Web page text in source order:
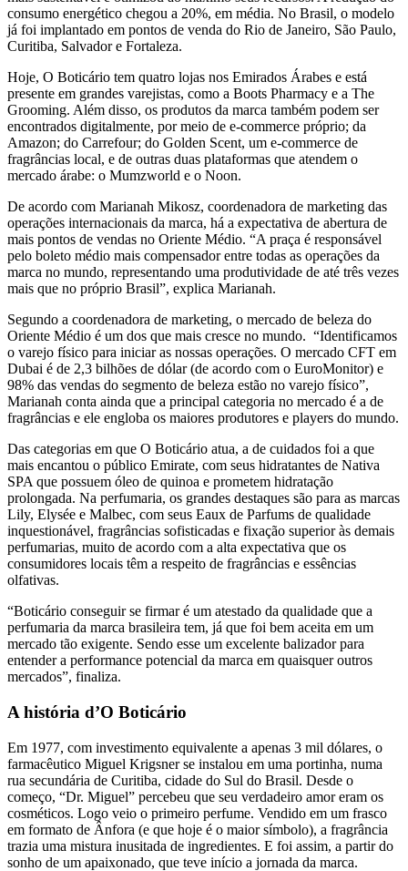
consumo energético chegou a 20%, em média. No Brasil, o modelo
já foi implantado em pontos de venda do Rio de Janeiro, São Paulo,
Curitiba, Salvador e Fortaleza.
Hoje, O Boticário tem quatro lojas nos Emirados Árabes e está
presente em grandes varejistas, como a Boots Pharmacy e a The
Grooming. Além disso, os produtos da marca também podem ser
encontrados digitalmente, por meio de e-commerce próprio; da
Amazon; do Carrefour; do Golden Scent, um e-commerce de
fragrâncias local, e de outras duas plataformas que atendem o
mercado árabe: o Mumzworld e o Noon.
De acordo com Marianah Mikosz, coordenadora de marketing das
operações internacionais da marca, há a expectativa de abertura de
mais pontos de vendas no Oriente Médio. “A praça é responsável
pelo boleto médio mais compensador entre todas as operações da
marca no mundo, representando uma produtividade de até três vezes
mais que no próprio Brasil”, explica Marianah.
Segundo a coordenadora de marketing, o mercado de beleza do
Oriente Médio é um dos que mais cresce no mundo. “Identificamos
o varejo físico para iniciar as nossas operações. O mercado CFT em
Dubai é de 2,3 bilhões de dólar (de acordo com o EuroMonitor) e
98% das vendas do segmento de beleza estão no varejo físico”,
Marianah conta ainda que a principal categoria no mercado é a de
fragrâncias e ele engloba os maiores produtores e players do mundo.
Das categorias em que O Boticário atua, a de cuidados foi a que
mais encantou o público Emirate, com seus hidratantes de Nativa
SPA que possuem óleo de quinoa e prometem hidratação
prolongada. Na perfumaria, os grandes destaques são para as marcas
Lily, Elysée e Malbec, com seus Eaux de Parfums de qualidade
inquestionável, fragrâncias sofisticadas e fixação superior às demais
perfumarias, muito de acordo com a alta expectativa que os
consumidores locais têm a respeito de fragrâncias e essências
olfativas.
“Boticário conseguir se firmar é um atestado da qualidade que a
perfumaria da marca brasileira tem, já que foi bem aceita em um
mercado tão exigente. Sendo esse um excelente balizador para
entender a performance potencial da marca em quaisquer outros
mercados”, finaliza.
A história d’O Boticário
Em 1977, com investimento equivalente a apenas 3 mil dólares, o
farmacêutico Miguel Krigsner se instalou em uma portinha, numa
rua secundária de Curitiba, cidade do Sul do Brasil. Desde o
começo, “Dr. Miguel” percebeu que seu verdadeiro amor eram os
cosméticos. Logo veio o primeiro perfume. Vendido em um frasco
em formato de Ânfora (e que hoje é o maior símbolo), a fragrância
trazia uma mistura inusitada de ingredientes. E foi assim, a partir do
sonho de um apaixonado, que teve início a jornada da marca.